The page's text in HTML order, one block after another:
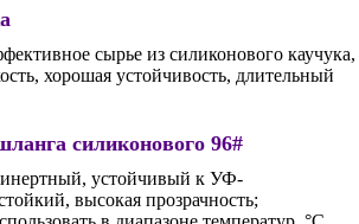
сырье из силиконового каучука,
хорошая устойчивость, длительный
силиконового 96#
устойчивый к УФ-
высокая прозрачность;